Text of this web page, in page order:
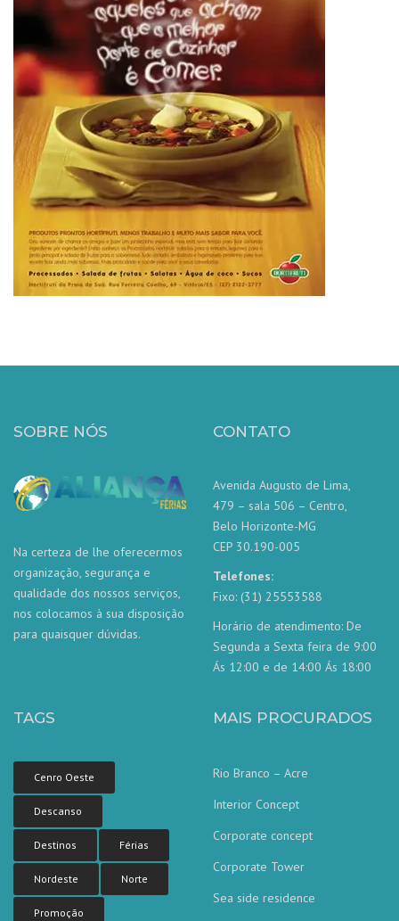
SOBRE NÓS
Na certeza de lhe oferecermos
organização, segurança e
qualidade dos nossos serviços,
nos colocamos à sua disposição
para quaisquer dúvidas.
CONTATO
Avenida Augusto de Lima,
479 – sala 506 – Centro,
Belo Horizonte-MG
CEP 30.190-005
Telefones:
Fixo: (31) 25553588
Horário de atendimento: De
Segunda a Sexta feira de 9:00
Ás 12:00 e de 14:00 Ás 18:00
TAGS
Cenro Oeste
Descanso
Destinos Férias
Nordeste Norte
Promoção
MAIS PROCURADOS
Rio Branco – Acre
Interior Concept
Corporate concept
Corporate Tower
Sea side residence
Nossa equipe de atendimento ao